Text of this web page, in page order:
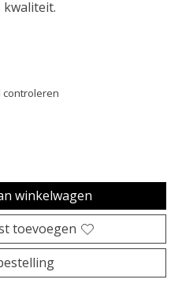
is
controleren
winkelwagen
toevoegen